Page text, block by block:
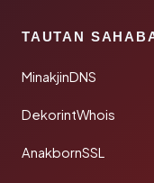
TAUTAN
MinakjinDNS
DekorintWhois
AnakbornSSL